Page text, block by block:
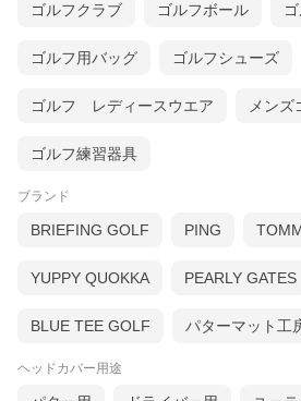
ゴルフクラブ ゴルフボール
ゴルフ用バッグ ゴルフシューズ
ゴルフ レディースウエア メンズ
ゴルフ練習器具
ブランド
BRIEFING GOLF PING
YUPPY QUOKKA PEARLY GATES
BLUE TEE GOLF パターマット工
ヘッドカバー用途